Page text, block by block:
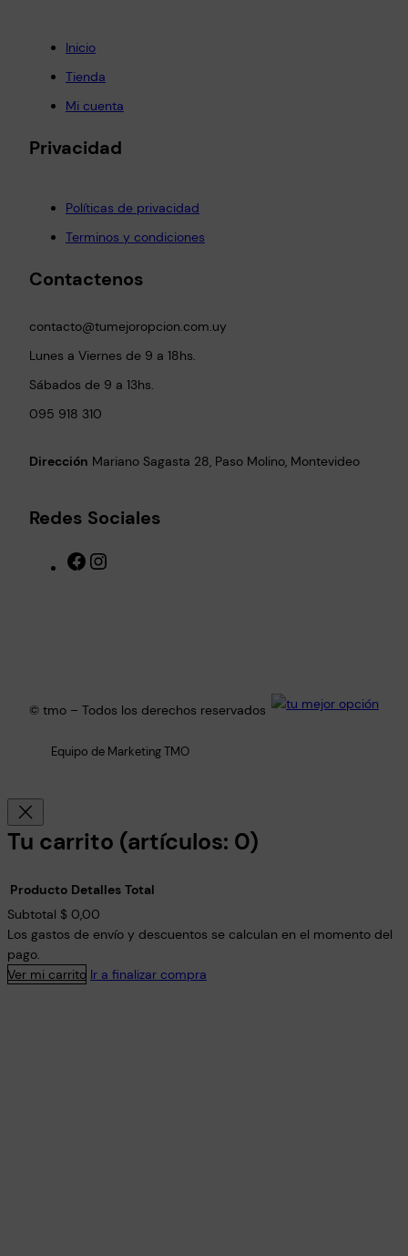
Inicio
Tienda
Mi cuenta
Privacidad
Políticas de privacidad
Terminos y condiciones
Contactenos
contacto@tumejoropcion.com.uy
Lunes a Viernes de 9 a 18hs.
Sábados de 9 a 13hs.
095 918 310
Dirección Mariano Sagasta 28, Paso Molino, Montevideo
Redes Sociales
F
m
© tmo – Todos los derechos reservados
Equipo de Marketing TMO
Tu carrito (artículos: 0)
Productos
del
carrito
Producto Detalles Total
Subtotal $ 0,00
Los gastos de envío y descuentos se calculan en el momento del
pago.
Ver mi carrito Ir a finalizar compra